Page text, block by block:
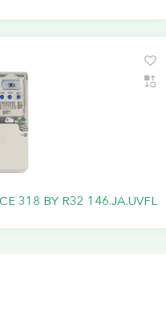
318 BY R32 146.JA.UVFL